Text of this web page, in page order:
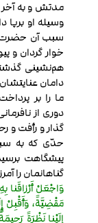
مدتش و به آخر
وسیله او برپا
سبب آن حضرت
خوار گردان و
هم‌نشینی
دامان
ما را بر
دوری از
گذار و رأفت و
حدّی که به
پیشگاهت
گناهانمان را
وَاجْعَلْ أَرْزاقَنا
مَقْضِيَّةً، وَأَقْبِلْ
إِلَيْنا نَظْرَةً